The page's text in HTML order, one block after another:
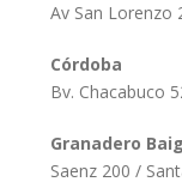
Av San Lorenzo
Córdoba
Bv. Chacabuco
Granadero
Saenz 200 /